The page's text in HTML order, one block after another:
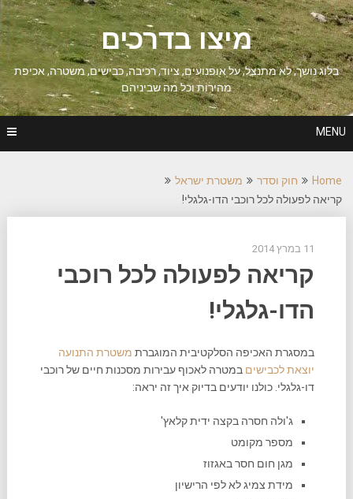
Skip
to
content
מיצו בדרכים
בלוג נושך, לא מתנצל, על אופנועים, ציוד, רכיבה, כבישים, משטרה, אכיפת
מהירות וכל מה שביניהם
MENU
Home חוק וסדר
משטרת ישראל
קריאה לפעולה לכל רוכבי הדו-גלגלי!
11 במרץ 2014
קריאה לפעולה לכל רוכבי
הדו-גלגלי!
במסגרת האכיפה הסלקטיבית המוגברת משטרת התנועה
יוצאת לכבישים במטרה לאכוף עבירות מסכנות חיים של רוכבי
דו-גלגלי. כולנו יודעים בדיוק איך זה יראה:
ג'ולה חסרה בקצה ידית קלאץ'
מספר מקומט
מגן חום חסר באגזוז
מידת צמיג לא לפי הרישיון